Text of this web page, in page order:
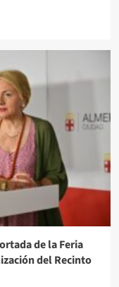
de la Feria
del Recinto